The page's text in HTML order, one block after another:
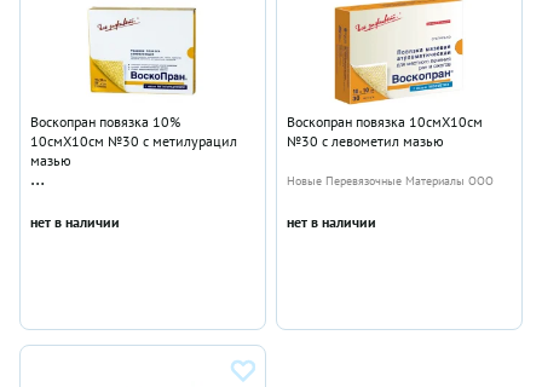
Воскопран повязка 10%
10смX10см №30 с метилурацил
мазью
нет в наличии
Воскопран повязка 10смX10см
№30 с левометил мазью
Новые Перевязочные Материалы ООО
нет в наличии